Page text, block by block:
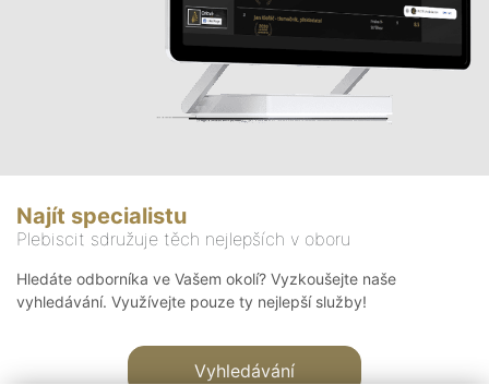
Najít specialistu
Plebiscit sdružuje těch nejlepších v oboru
Hledáte odborníka ve Vašem okolí? Vyzkoušejte naše
vyhledávání. Využívejte pouze ty nejlepší služby!
Vyhledávání